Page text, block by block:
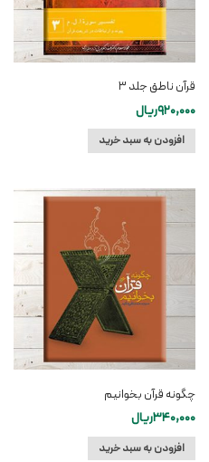
قرآن ناطق جلد ۳
920,000ریال
افزودن به سبد خرید
چگونه قرآن بخوانیم
340,000ریال
افزودن به سبد خرید